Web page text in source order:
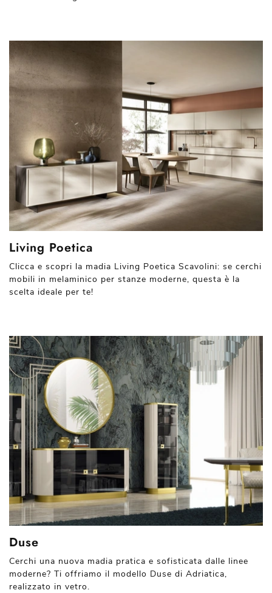
Living Poetica
Clicca e scopri la madia Living Poetica Scavolini: se cerchi
mobili in melaminico per stanze moderne, questa è la
scelta ideale per te!
Duse
Cerchi una nuova madia pratica e sofisticata dalle linee
moderne? Ti offriamo il modello Duse di Adriatica,
realizzato in vetro.